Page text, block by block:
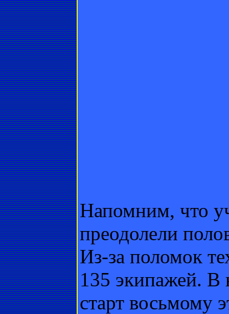
Напомним, что
преодолели
Из-за поломок
135 экипажей. В
старт восьмому